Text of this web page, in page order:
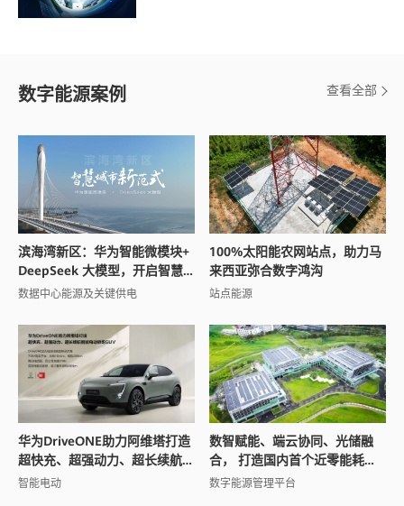
数字能源案例 查看全部
滨海湾新区：华为智能微模块+
DeepSeek 大模型，开启智慧
城市新范式
数据中心能源及关键供电
100%太阳能农网站点，助力马
来西亚弥合数字鸿沟
站点能源
华为DriveONE助力阿维塔打造
超快充、超强动力、超长续航
智能电动轿跑SUV
智能电动
数智赋能、端云协同、光储融
合， 打造国内首个近零能耗场
馆
数字能源管理平台